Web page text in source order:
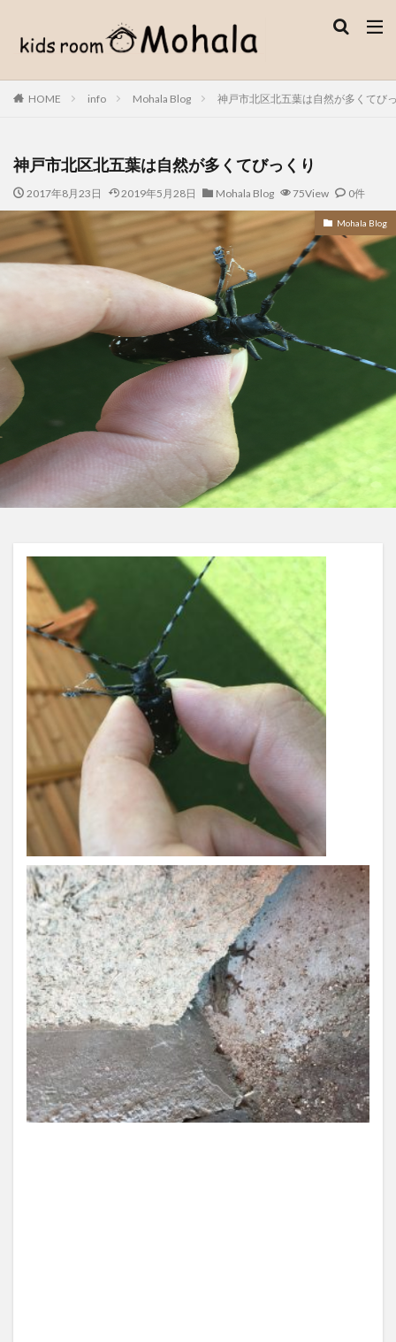
HOME info Mohala Blog 神戸市北区北五葉は自然が多くてび
神戸市北区北五葉は自然が多くてびっくり
2017年8月23日 2019年5月28日 Mohala Blog 75View 0件
Mohala Blog
カテゴリー